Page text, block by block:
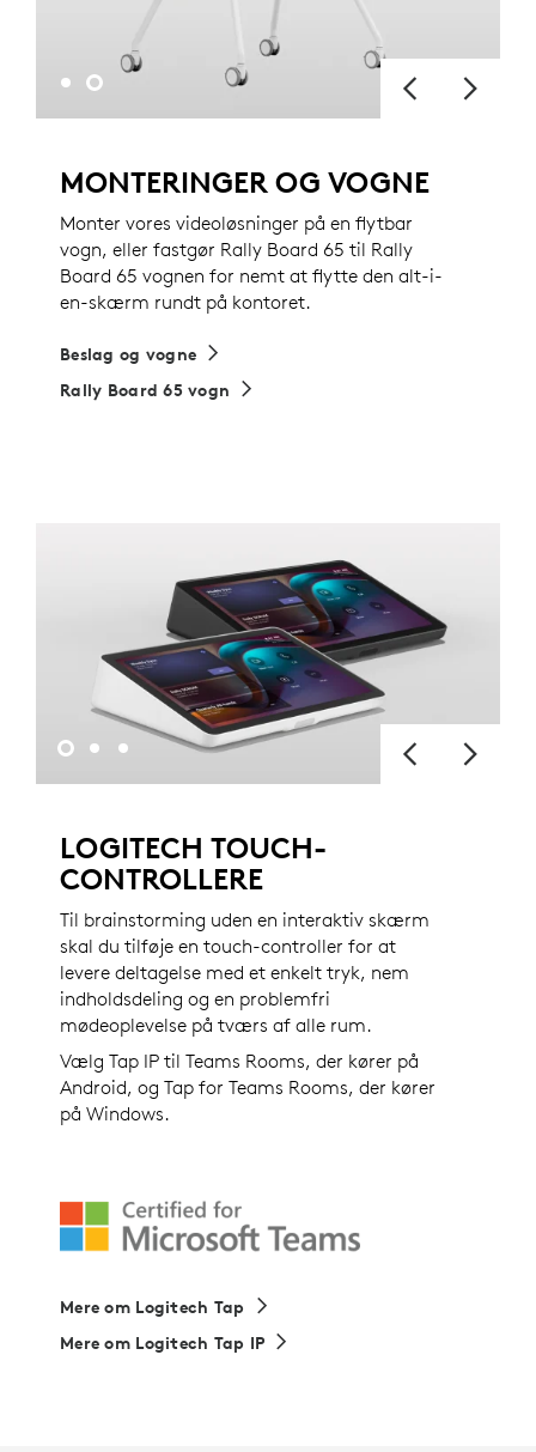
MONTERINGER OG VOGNE
Monter vores videoløsninger på en flytbar
vogn, eller fastgør Rally Board 65 til Rally
Board 65 vognen for nemt at flytte den alt-i-
en-skærm rundt på kontoret.
Beslag og vogne
Rally Board 65 vogn
LOGITECH TOUCH-
CONTROLLERE
Til brainstorming uden en interaktiv skærm
skal du tilføje en touch-controller for at
levere deltagelse med et enkelt tryk, nem
indholdsdeling og en problemfri
mødeoplevelse på tværs af alle rum.
Vælg Tap IP til Teams Rooms, der kører på
Android, og Tap for Teams Rooms, der kører
på Windows.
Mere om Logitech Tap
Mere om Logitech Tap IP